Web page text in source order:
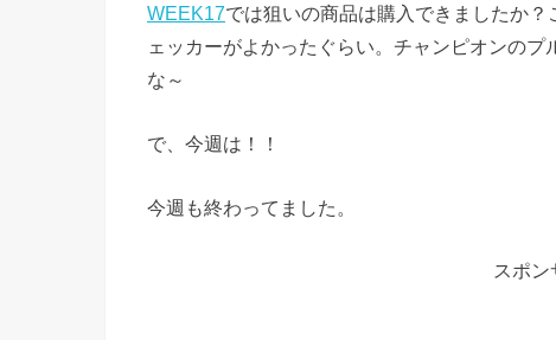
WEEK17では狙いの商品は購入できましたか
ェッカーがよかったぐらい。チャンピオンの
な～
で、今週は！！
今週も終わってました。
スポン